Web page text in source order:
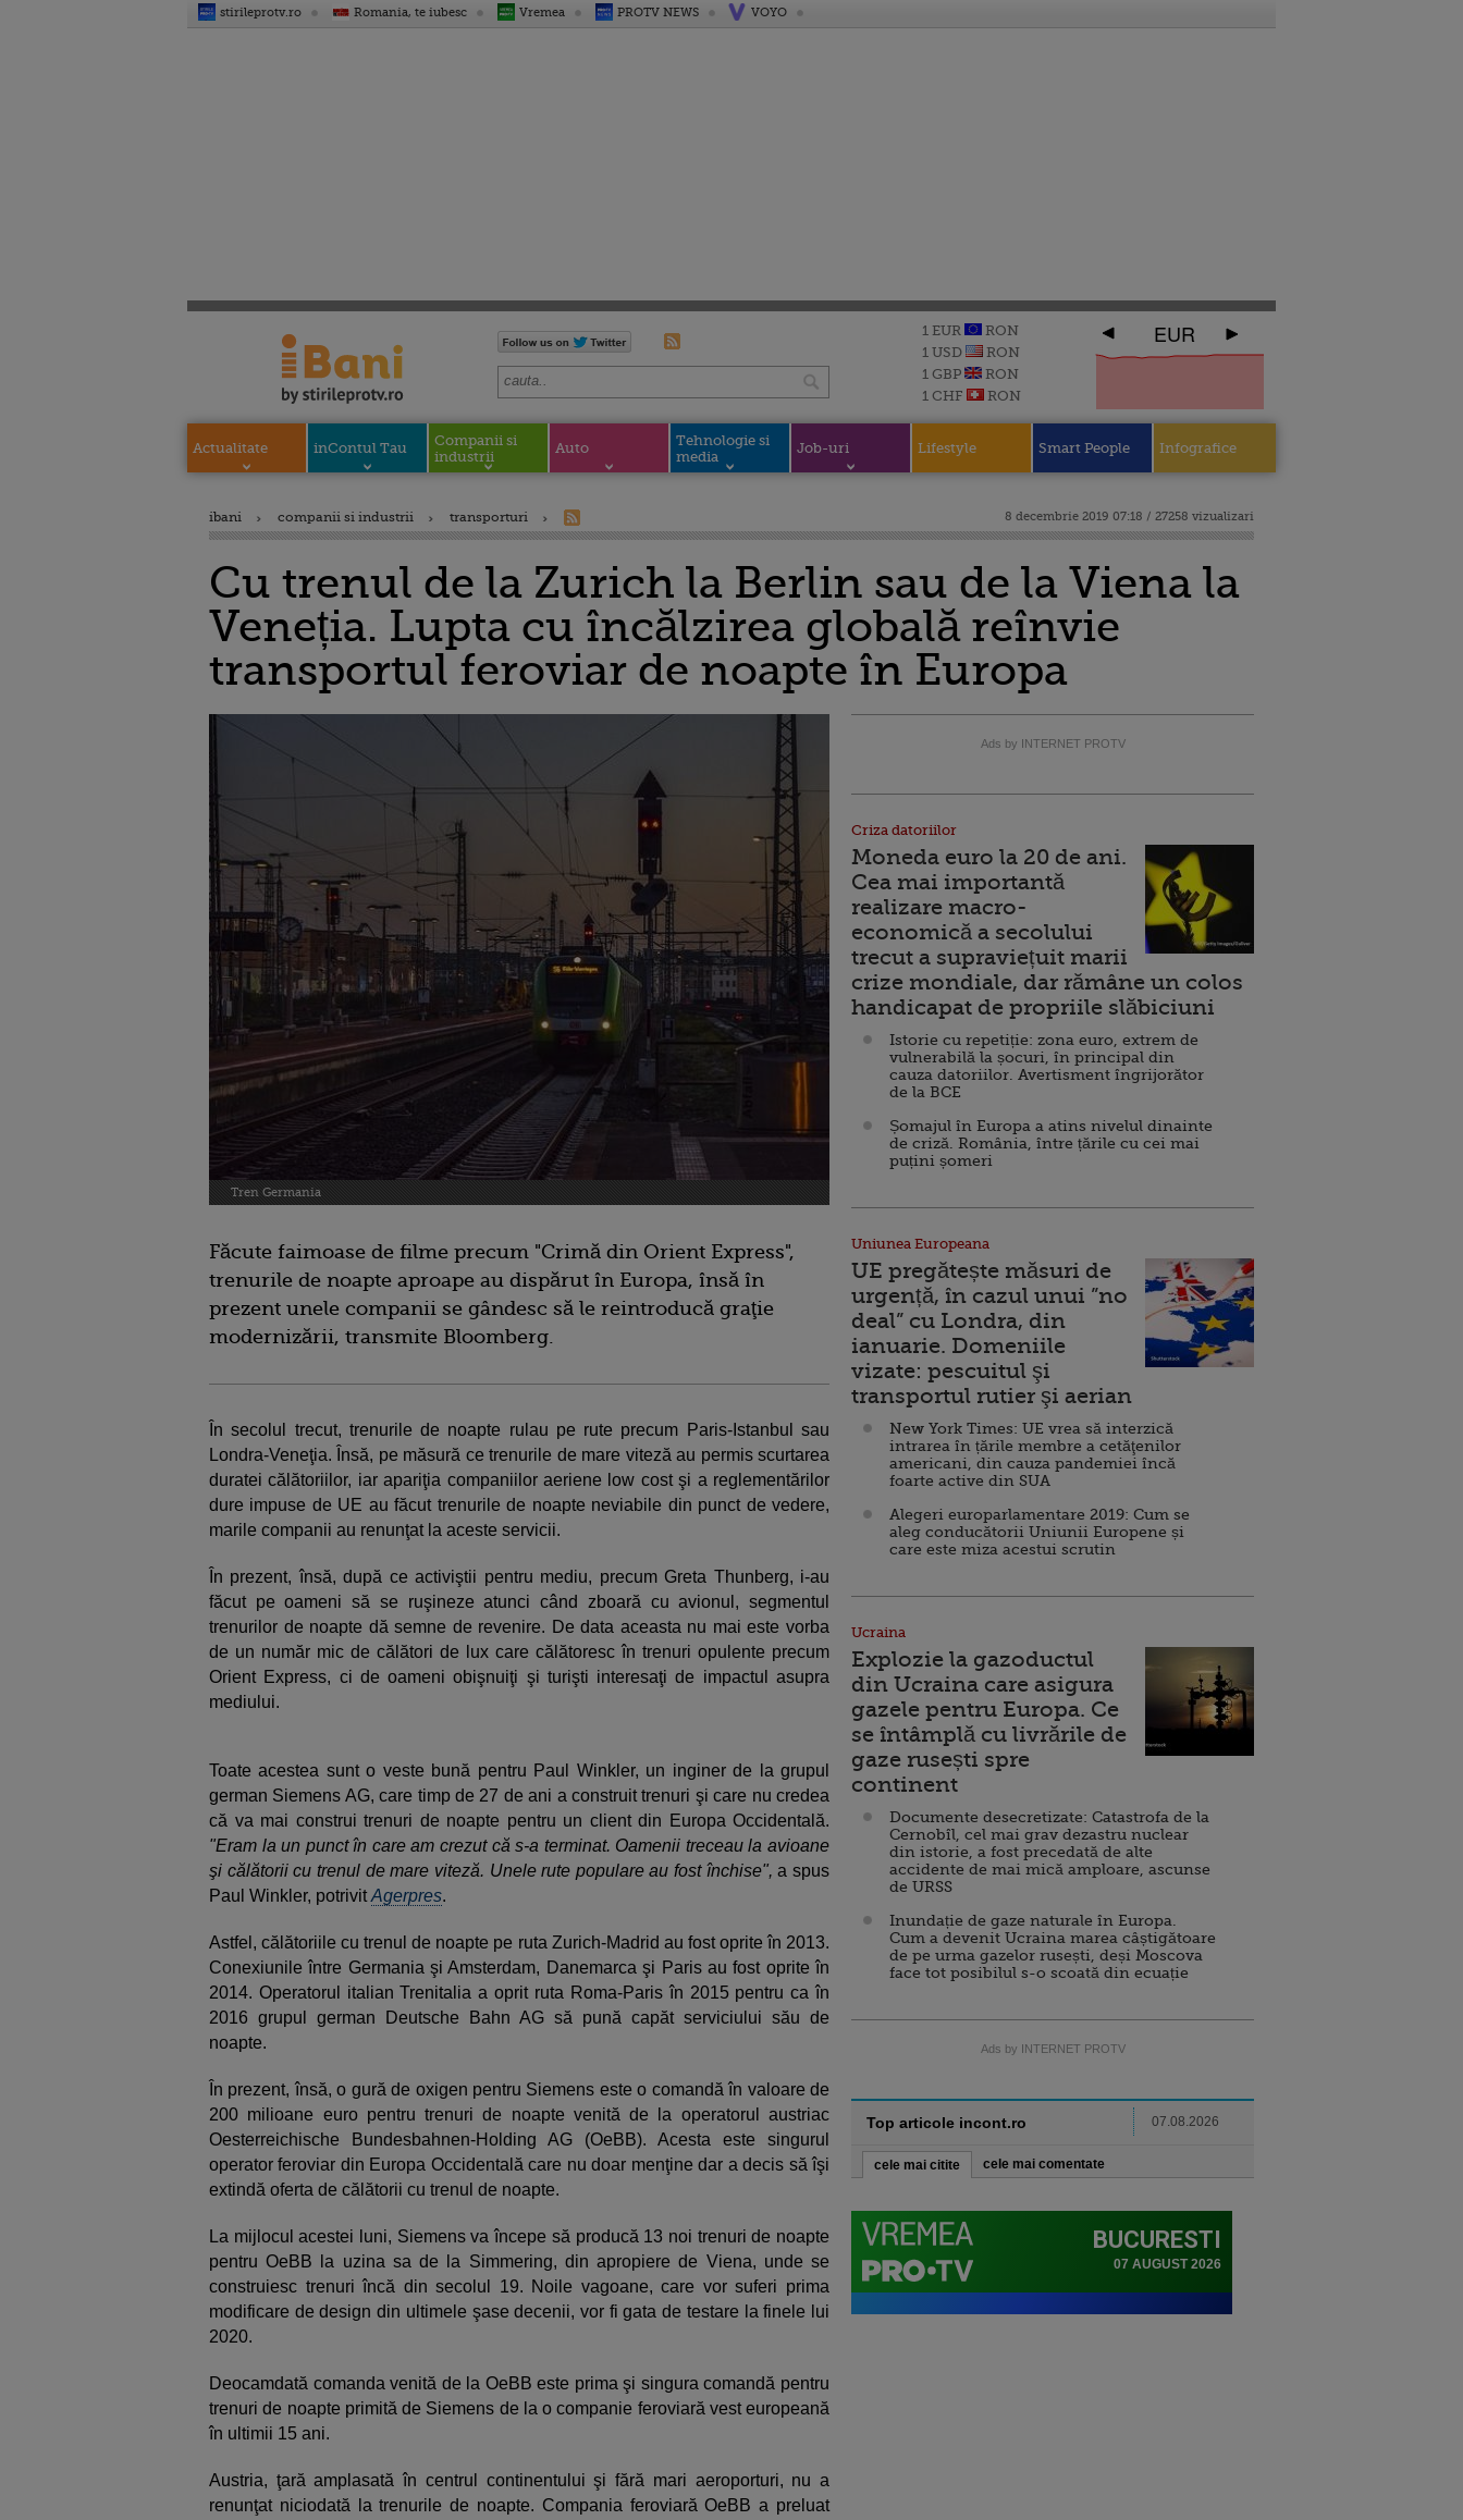
stirileprotv.ro Romania, te iubesc Vremea PROTV NEWS VOYO
1 EUR
RON
1 USD
RON
1 GBP
RON
1 CHF
RON
EUR
Actualitate inContul Tau
Companii si
industrii
Auto
Tehnologie si
media
Job-uri Lifestyle Smart People Infografice
ibani companii si industrii transporturi 8 decembrie 2019 07:18 / 27258 vizualizari
Cu trenul de la Zurich la Berlin sau de la Viena la
Veneția. Lupta cu încălzirea globală reînvie
transportul feroviar de noapte în Europa
Tren Germania
Făcute faimoase de filme precum "Crimă din Orient Express",
trenurile de noapte aproape au dispărut în Europa, însă în
prezent unele companii se gândesc să le reintroducă graţie
modernizării, transmite Bloomberg.
În secolul trecut, trenurile de noapte rulau pe rute precum Paris-Istanbul sau
Londra-Veneţia. Însă, pe măsură ce trenurile de mare viteză au permis scurtarea
duratei călătoriilor, iar apariţia companiilor aeriene low cost şi a reglementărilor
dure impuse de UE au făcut trenurile de noapte neviabile din punct de vedere,
marile companii au renunţat la aceste servicii.
În prezent, însă, după ce activiştii pentru mediu, precum Greta Thunberg, i-au
făcut pe oameni să se ruşineze atunci când zboară cu avionul, segmentul
trenurilor de noapte dă semne de revenire. De data aceasta nu mai este vorba
de un număr mic de călători de lux care călătoresc în trenuri opulente precum
Orient Express, ci de oameni obişnuiţi şi turişti interesaţi de impactul asupra
mediului.
Toate acestea sunt o veste bună pentru Paul Winkler, un inginer de la grupul
german Siemens AG, care timp de 27 de ani a construit trenuri şi care nu credea
că va mai construi trenuri de noapte pentru un client din Europa Occidentală.
"Eram la un punct în care am crezut că s-a terminat. Oamenii treceau la avioane
şi călătorii cu trenul de mare viteză. Unele rute populare au fost închise", a spus
Paul Winkler, potrivitAgerpres.
Astfel, călătoriile cu trenul de noapte pe ruta Zurich-Madrid au fost oprite în 2013.
Conexiunile între Germania şi Amsterdam, Danemarca şi Paris au fost oprite în
2014. Operatorul italian Trenitalia a oprit ruta Roma-Paris în 2015 pentru ca în
2016 grupul german Deutsche Bahn AG să pună capăt serviciului său de
noapte.
În prezent, însă, o gură de oxigen pentru Siemens este o comandă în valoare de
200 milioane euro pentru trenuri de noapte venită de la operatorul austriac
Oesterreichische Bundesbahnen-Holding AG (OeBB). Acesta este singurul
operator feroviar din Europa Occidentală care nu doar menţine dar a decis să îşi
extindă oferta de călătorii cu trenul de noapte.
La mijlocul acestei luni, Siemens va începe să producă 13 noi trenuri de noapte
pentru OeBB la uzina sa de la Simmering, din apropiere de Viena, unde se
construiesc trenuri încă din secolul 19. Noile vagoane, care vor suferi prima
modificare de design din ultimele şase decenii, vor fi gata de testare la finele lui
2020.
Deocamdată comanda venită de la OeBB este prima şi singura comandă pentru
trenuri de noapte primită de Siemens de la o companie feroviară vest europeană
în ultimii 15 ani.
Austria, ţară amplasată în centrul continentului şi fără mari aeroporturi, nu a
renunţat niciodată la trenurile de noapte. Compania feroviară OeBB a preluat
Ads by INTERNET PROTV
Criza datoriilor
Moneda euro la 20 de ani.
Cea mai importantă
realizare macro-
economică a secolului
trecut a supraviețuit marii
crize mondiale, dar rămâne un colos
handicapat de propriile slăbiciuni
Istorie cu repetiție: zona euro, extrem de
vulnerabilă la șocuri, în principal din
cauza datoriilor. Avertisment îngrijorător
de la BCE
Șomajul în Europa a atins nivelul dinainte
de criză. România, între țările cu cei mai
puțini șomeri
Uniunea Europeana
UE pregătește măsuri de
urgență, în cazul unui ”no
deal” cu Londra, din
ianuarie. Domeniile
vizate: pescuitul şi
transportul rutier şi aerian
New York Times: UE vrea să interzică
intrarea în țările membre a cetăţenilor
americani, din cauza pandemiei încă
foarte active din SUA
Alegeri europarlamentare 2019: Cum se
aleg conducătorii Uniunii Europene și
care este miza acestui scrutin
Ucraina
Explozie la gazoductul
din Ucraina care asigura
gazele pentru Europa. Ce
se întâmplă cu livrările de
gaze rusești spre
continent
Documente desecretizate: Catastrofa de la
Cernobîl, cel mai grav dezastru nuclear
din istorie, a fost precedată de alte
accidente de mai mică amploare, ascunse
de URSS
Inundație de gaze naturale în Europa.
Cum a devenit Ucraina marea câștigătoare
de pe urma gazelor rusești, deși Moscova
face tot posibilul s-o scoată din ecuație
Ads by INTERNET PROTV
Top articole incont.ro 07.08.2026
cele mai citite cele mai comentate